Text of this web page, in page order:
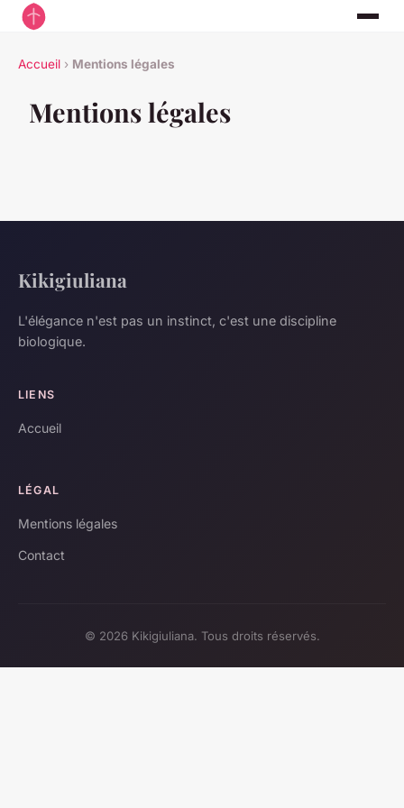
Accueil › Mentions légales
Mentions légales
Kikigiuliana
L'élégance n'est pas un instinct, c'est une discipline
biologique.
LIENS
Accueil
LÉGAL
Mentions légales
Contact
© 2026 Kikigiuliana. Tous droits réservés.